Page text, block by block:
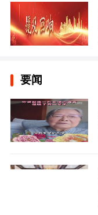
要闻